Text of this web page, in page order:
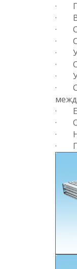
·
·
·
·
·
·
·
·
·
·
·
·